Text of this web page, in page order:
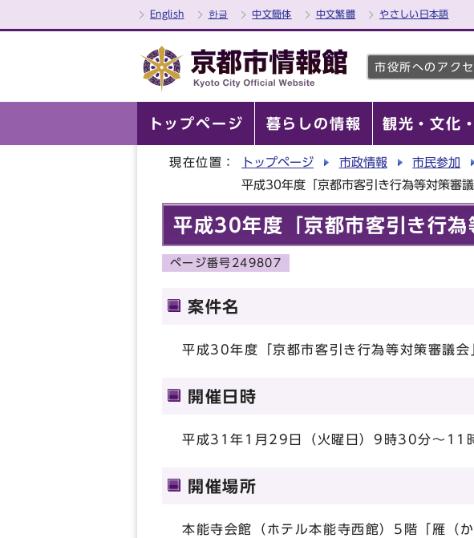
English 한글 中文簡体 中文繁體 やさしい日本語
市役所へのアクセ
トップページ 暮らしの情報 観光・文化
現在位置： トップページ 市政情報 市民参加
平成30年度「京都市客引き行為等対策審
平成30年度「京都市客引き行
ページ番号249807
案件名
平成30年度「京都市客引き行為等対策審議会
開催日時
平成31年1月29日（火曜日）9時30分～11
開催場所
本能寺会館（ホテル本能寺西館）5階「雁（か